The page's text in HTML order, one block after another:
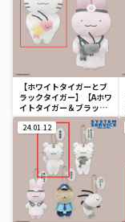
【ホワイトタイガーとブ
ラックタイガー】【Aホワ
イトタイガー＆ブラック
タイガー】ホワイトタイ
ガーとブラックタイガー
ぬいぐるみBIG
24.01.12